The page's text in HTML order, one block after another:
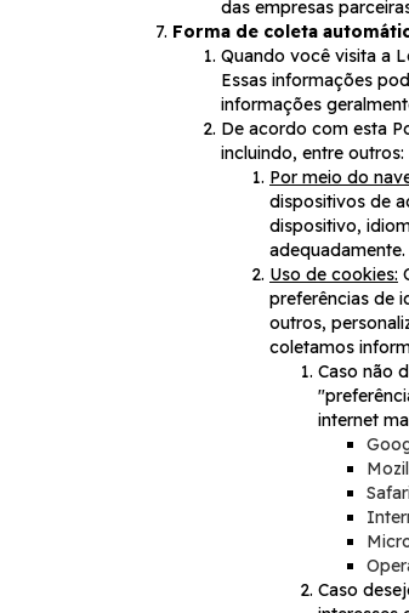
das empresas
Forma de coleta
Quando você visita a
Essas informações
informações
De acordo com esta
incluindo, entre outros:
Por meio do
dispositivos de
dispositivo,
adequadamente.
Uso de cookies:
preferências de
outros,
coletamos
Caso não
internet
Caso